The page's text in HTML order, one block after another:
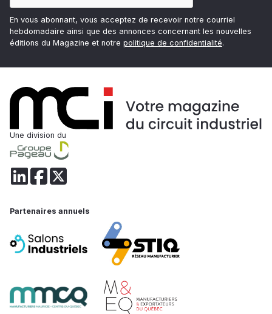
En vous abonnant, vous acceptez de recevoir notre courriel
hebdomadaire ainsi que des annonces concernant les nouvelles
éditions du Magazine et notre politique de confidentialité.
Une division du
Partenaires annuels